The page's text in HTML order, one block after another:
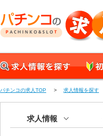
パチンコの求人TOP > 求人情報を探す
求人情報